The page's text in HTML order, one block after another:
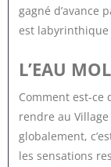
gagné d’avance
est labyrinthique
L’EAU
Comment est-ce
rendre au
globalement,
les sensations